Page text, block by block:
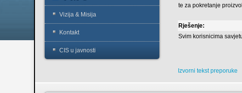
te za pokretanje
Rješenje:
Svim korisnicima
Izvorni tekst preporuke
Vizija & Misija
Kontakt
CIS u javnosti